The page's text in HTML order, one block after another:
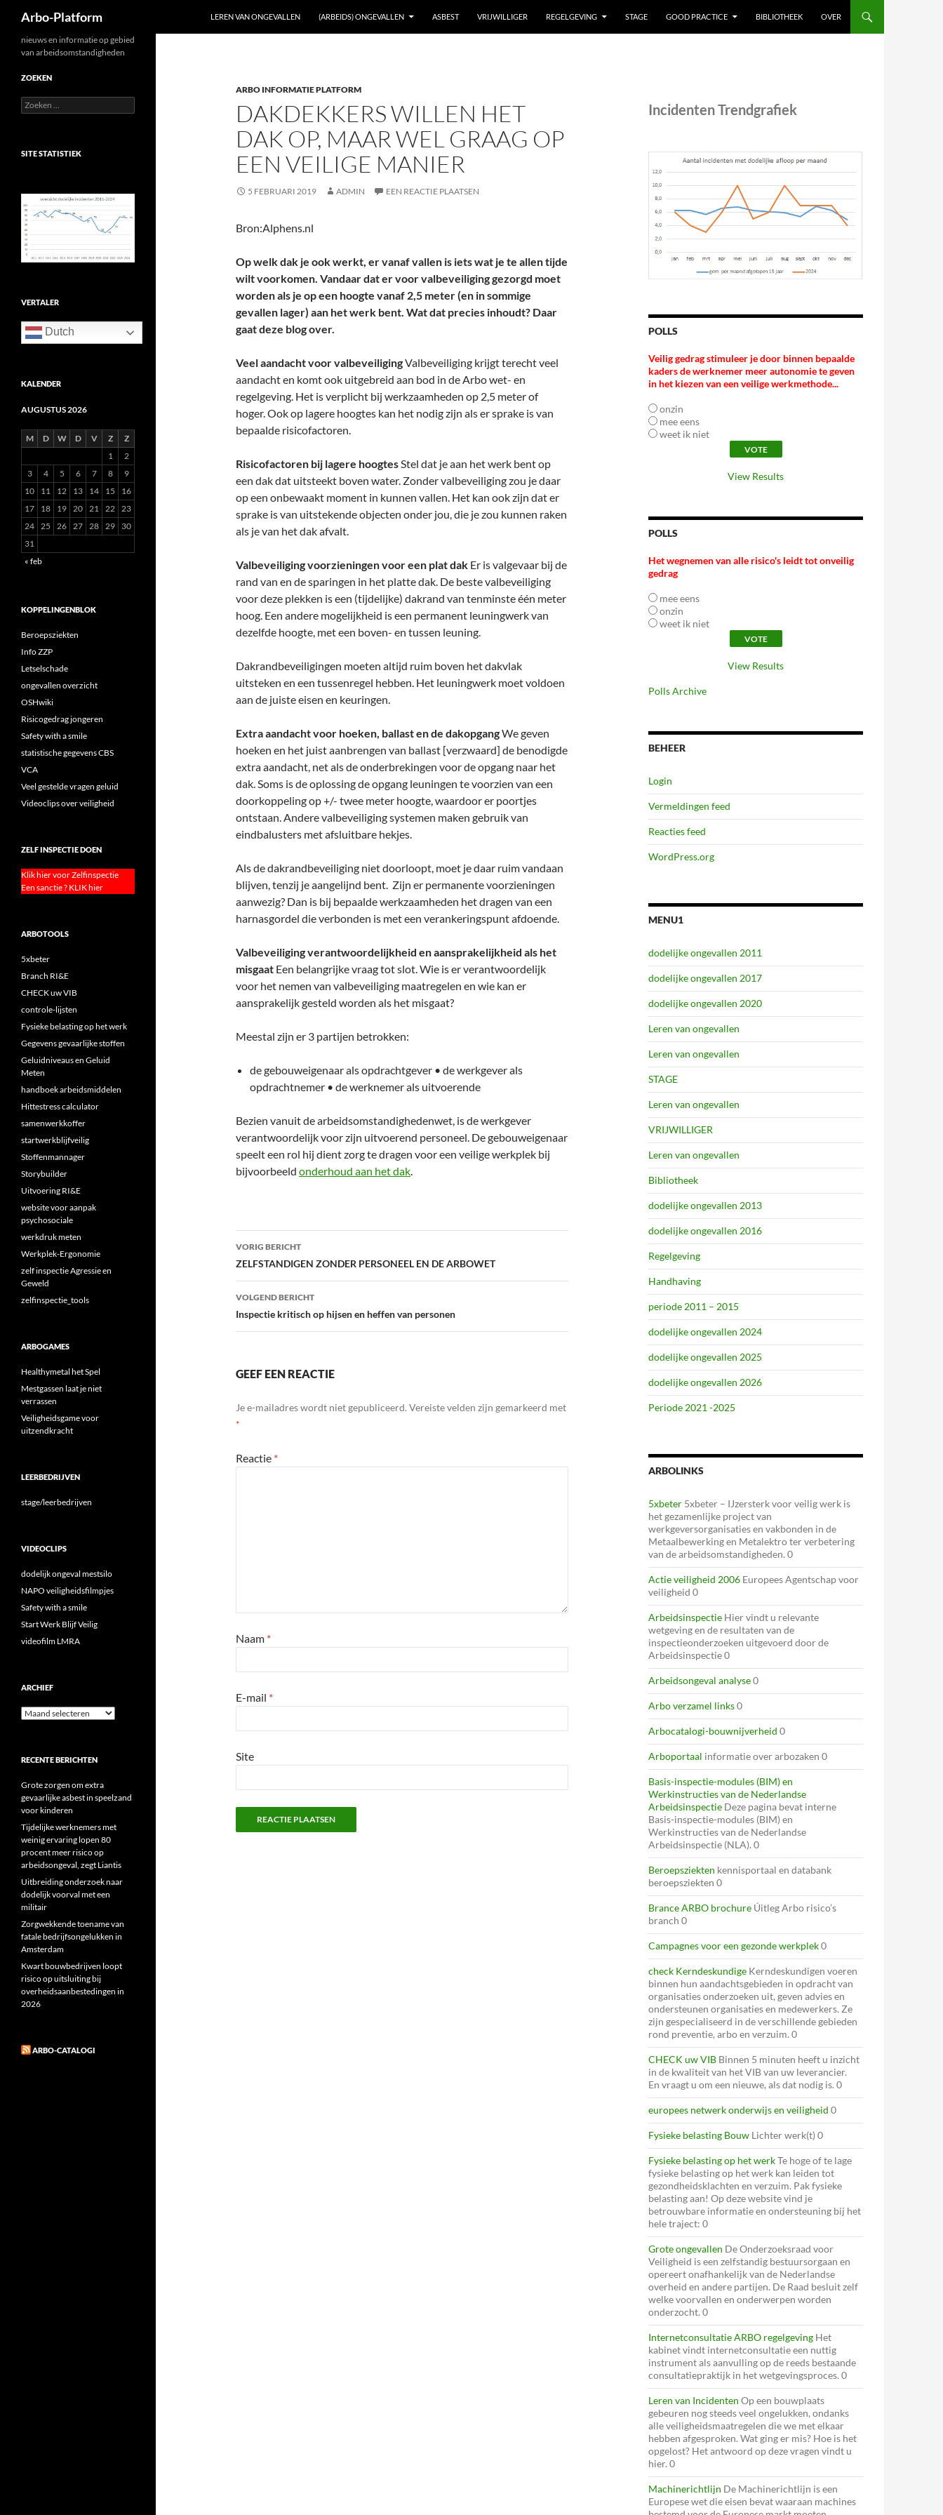
Arbo-Platform LEREN VAN ONGEVALLEN (ARBEIDS) ONGEVALLEN ASBEST VRIJWILLIGER REGELGEVING STAGE GOOD PRACTICE BIBLIOTHEEK OVER
ARBO INFORMATIE PLATFORM
DAKDEKKERS WILLEN HET
DAK OP, MAAR WEL GRAAG OP
EEN VEILIGE MANIER
5 FEBRUARI 2019 ADMIN EEN REACTIE PLAATSEN
Bron:Alphens.nl
Op welk dak je ook werkt, er vanaf vallen is iets wat je te allen tijde
wilt voorkomen. Vandaar dat er voor valbeveiliging gezorgd moet
worden als je op een hoogte vanaf 2,5 meter (en in sommige
gevallen lager) aan het werk bent. Wat dat precies inhoudt? Daar
gaat deze blog over.
Veel aandacht voor valbeveiligingValbeveiliging krijgt terecht veel
aandacht en komt ook uitgebreid aan bod in de Arbo wet- en
regelgeving. Het is verplicht bij werkzaamheden op 2,5 meter of
hoger. Ook op lagere hoogtes kan het nodig zijn als er sprake is van
bepaalde risicofactoren.
Risicofactoren bij lagere hoogtesStel dat je aan het werk bent op
een dak dat uitsteekt boven water. Zonder valbeveiliging zou je daar
op een onbewaakt moment in kunnen vallen. Het kan ook zijn dat er
sprake is van uitstekende objecten onder jou, die je zou kunnen raken
als je van het dak afvalt.
Valbeveiliging voorzieningen voor een plat dak Er is valgevaar bij de
rand van en de sparingen in het platte dak. De beste valbeveiliging
voor deze plekken is een (tijdelijke) dakrand van tenminste één meter
hoog. Een andere mogelijkheid is een permanent leuningwerk van
dezelfde hoogte, met een boven- en tussen leuning.
Dakrandbeveiligingen moeten altijd ruim boven het dakvlak
uitsteken en een tussenregel hebben. Het leuningwerk moet voldoen
aan de juiste eisen en keuringen.
Extra aandacht voor hoeken, ballast en de dakopgangWe geven
hoeken en het juist aanbrengen van ballast [verzwaard] de benodigde
extra aandacht, net als de onderbrekingen voor de opgang naar het
dak. Soms is de oplossing de opgang leuningen te voorzien van een
doorkoppeling op +/- twee meter hoogte, waardoor er poortjes
ontstaan. Andere valbeveiliging systemen maken gebruik van
eindbalusters met afsluitbare hekjes.
Als de dakrandbeveiliging niet doorloopt, moet je daar ruim vandaan
blijven, tenzij je aangelijnd bent. Zijn er permanente voorzieningen
aanwezig? Dan is bij bepaalde werkzaamheden het dragen van een
harnasgordel die verbonden is met een verankeringspunt afdoende.
Valbeveiliging verantwoordelijkheid en aansprakelijkheid als het
misgaat Een belangrijke vraag tot slot. Wie is er verantwoordelijk
voor het nemen van valbeveiliging maatregelen en wie kan er
aansprakelijk gesteld worden als het misgaat?
Meestal zijn er 3 partijen betrokken:
de gebouweigenaar als opdrachtgever • de werkgever als
opdrachtnemer • de werknemer als uitvoerende
Bezien vanuit de arbeidsomstandighedenwet, is de werkgever
verantwoordelijk voor zijn uitvoerend personeel. De gebouweigenaar
speelt een rol hij dient zorg te dragen voor een veilige werkplek bij
bijvoorbeeld onderhoud aan het dak.
Bericht
navigatie
VORIG BERICHT
ZELFSTANDIGEN ZONDER PERSONEEL EN DE ARBOWET
VOLGEND BERICHT
Inspectie kritisch op hijsen en heffen van personen
GEEF EEN REACTIE
Je e-mailadres wordt niet gepubliceerd. Vereiste velden zijn gemarkeerd met
*
Reactie *
Naam *
E-mail *
Site
Incidenten Trendgrafiek
POLLS
Veilig gedrag stimuleer je door binnen bepaalde
kaders de werknemer meer autonomie te geven
in het kiezen van een veilige werkmethode...
onzin
mee eens
weet ik niet
View Results
POLLS
Het wegnemen van alle risico's leidt tot onveilig
gedrag
mee eens
onzin
weet ik niet
View Results
Polls Archive
BEHEER
Login
Vermeldingen feed
Reacties feed
WordPress.org
MENU1
dodelijke ongevallen 2011
dodelijke ongevallen 2017
dodelijke ongevallen 2020
Leren van ongevallen
Leren van ongevallen
STAGE
Leren van ongevallen
VRIJWILLIGER
Leren van ongevallen
Bibliotheek
dodelijke ongevallen 2013
dodelijke ongevallen 2016
Regelgeving
Handhaving
periode 2011 – 2015
dodelijke ongevallen 2024
dodelijke ongevallen 2025
dodelijke ongevallen 2026
Periode 2021 -2025
ARBOLINKS
5xbeter 5xbeter – IJzersterk voor veilig werk is
het gezamenlijke project van
werkgeversorganisaties en vakbonden in de
Metaalbewerking en Metalektro ter verbetering
van de arbeidsomstandigheden. 0
Actie veiligheid 2006 Europees Agentschap voor
veiligheid 0
Arbeidsinspectie Hier vindt u relevante
wetgeving en de resultaten van de
inspectieonderzoeken uitgevoerd door de
Arbeidsinspectie 0
Arbeidsongeval analyse0
Arbo verzamel links0
Arbocatalogi-bouwnijverheid 0
Arboportaal informatie over arbozaken 0
Basis-inspectie-modules (BIM) en
Werkinstructies van de Nederlandse
Arbeidsinspectie Deze pagina bevat interne
Basis-inspectie-modules (BIM) en
Werkinstructies van de Nederlandse
Arbeidsinspectie (NLA). 0
Beroepsziekten kennisportaal en databank
beroepsziekten 0
Brance ARBO brochure Úitleg Arbo risico’s
branch 0
Campagnes voor een gezonde werkplek0
check Kerndeskundige Kerndeskundigen voeren
binnen hun aandachtsgebieden in opdracht van
organisaties onderzoeken uit, geven advies en
ondersteunen organisaties en medewerkers. Ze
zijn gespecialiseerd in de verschillende gebieden
rond preventie, arbo en verzuim. 0
CHECK uw VIB Binnen 5 minuten heeft u inzicht
in de kwaliteit van het VIB van uw leverancier.
En vraagt u om een nieuwe, als dat nodig is. 0
europees netwerk onderwijs en veiligheid 0
Fysieke belasting Bouw Lichter werk(t) 0
Fysieke belasting op het werkTe hoge of te lage
fysieke belasting op het werk kan leiden tot
gezondheidsklachten en verzuim. Pak fysieke
belasting aan! Op deze website vind je
betrouwbare informatie en ondersteuning bij het
hele traject: 0
Grote ongevallen De Onderzoeksraad voor
Veiligheid is een zelfstandig bestuursorgaan en
opereert onafhankelijk van de Nederlandse
overheid en andere partijen. De Raad besluit zelf
welke voorvallen en onderwerpen worden
onderzocht. 0
Internetconsultatie ARBO regelgeving Het
kabinet vindt internetconsultatie een nuttig
instrument als aanvulling op de reeds bestaande
consultatiepraktijk in het wetgevingsproces. 0
Leren van Incidenten Op een bouwplaats
gebeuren nog steeds veel ongelukken, ondanks
alle veiligheidsmaatregelen die we met elkaar
hebben afgesproken. Wat ging er mis? Hoe is het
opgelost? Het antwoord op deze vragen vindt u
hier. 0
Machinerichtlijn De Machinerichtlijn is een
Europese wet die eisen bevat waaraan machines
nieuws en informatie op gebied
van arbeidsomstandigheden
ZOEKEN
Zoeken
naar:
SITE STATISTIEK
VERTALER
Dutch
KALENDER
AUGUSTUS 2026
M D W D V Z
Z
1
2
3
4 5 6 7 8
9
10
11 12 13 14 15
16
17
18 19 20 21 22
23
24
25 26 27 28 29
30
31
« feb
KOPPELINGENBLOK
Beroepsziekten
Info ZZP
Letselschade
ongevallen overzicht
OSHwiki
Risicogedrag jongeren
Safety with a smile
statistische gegevens CBS
VCA
Veel gestelde vragen geluid
Videoclips over veiligheid
ZELF INSPECTIE DOEN
Klik hier voor Zelfinspectie
Een sanctie ? KLIK hier
ARBOTOOLS
5xbeter
Branch RI&E
CHECK uw VIB
controle-lijsten
Fysieke belasting op het werk
Gegevens gevaarlijke stoffen
Geluidniveaus en Geluid
Meten
handboek arbeidsmiddelen
Hittestress calculator
samenwerkkoffer
startwerkblijfveilig
Stoffenmannager
Storybuilder
Uitvoering RI&E
website voor aanpak
psychosociale
werkdruk meten
Werkplek-Ergonomie
zelf inspectie Agressie en
Geweld
zelfinspectie_tools
ARBOGAMES
Healthymetal het Spel
Mestgassen laat je niet
verrassen
Veiligheidsgame voor
uitzendkracht
LEERBEDRIJVEN
stage/leerbedrijven
VIDEOCLIPS
dodelijk ongeval mestsilo
NAPO veiligheidsfilmpjes
Safety with a smile
Start Werk Blijf Veilig
videofilm LMRA
ARCHIEF
Archief
RECENTE BERICHTEN
Grote zorgen om extra
gevaarlijke asbest in speelzand
voor kinderen
Tijdelijke werknemers met
weinig ervaring lopen 80
procent meer risico op
arbeidsongeval, zegt Liantis
Uitbreiding onderzoek naar
dodelijk voorval met een
militair
Zorgwekkende toename van
fatale bedrijfsongelukken in
Amsterdam
Kwart bouwbedrijven loopt
risico op uitsluiting bij
overheidsaanbestedingen in
2026
ARBO-CATALOGI